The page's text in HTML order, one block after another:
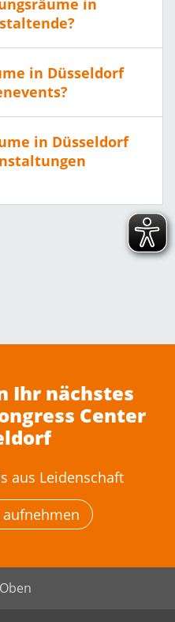
in
in Düsseldorf
in Düsseldorf
Ihr nächstes
Center
aus Leidenschaft
aufnehmen